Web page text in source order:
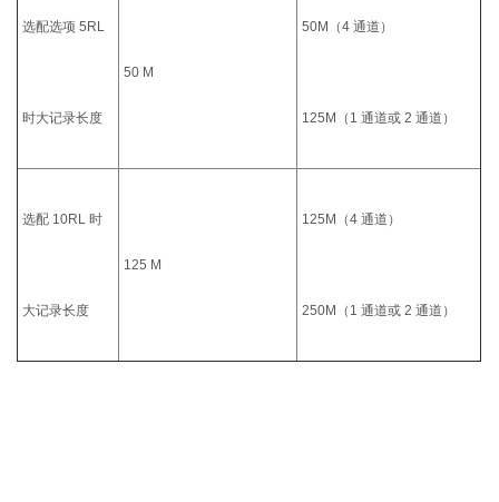
选配选项 5RL
时大记录长度
50 M
50M（4 通道）
125M（1 通道或 2 通道）
选配 10RL 时
大记录长度
125 M
125M（4 通道）
250M（1 通道或 2 通道）